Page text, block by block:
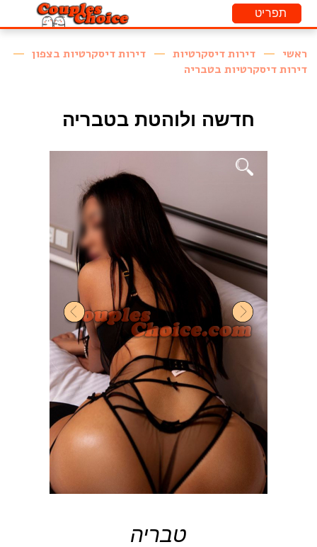
ראשי דירות דיסקרטיות
דירות דיסקרטיות בצפון
דירות דיסקרטיות בטבריה
חדשה ולוהטת בטבריה
טבריה